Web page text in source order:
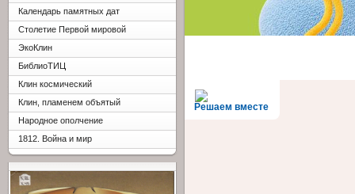
Решаем вместе
Календарь памятных дат
Столетие Первой мировой
ЭкоКлин
БиблиоТИЦ
Клин космический
Клин, пламенем объятый
Народное ополчение
1812. Война и мир